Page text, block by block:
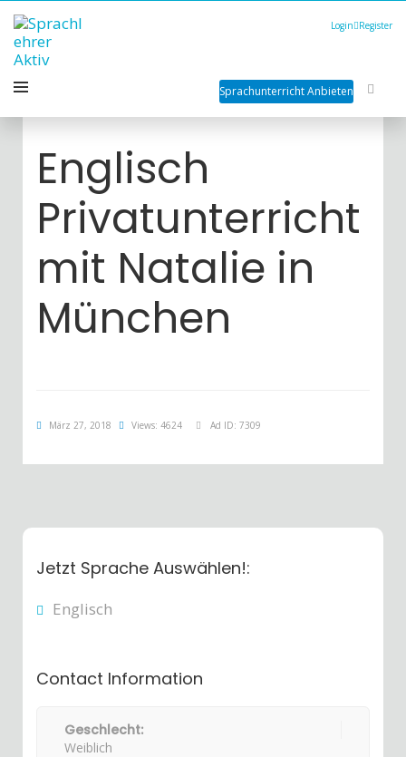
Login Register
Sprachunterricht Anbieten
Englisch
Privatunterricht
mit Natalie in
München
März 27, 2018 Views: 4624 Ad ID: 7309
Jetzt Sprache Auswählen!:
Englisch
Contact Information
Geschlecht:
Weiblich